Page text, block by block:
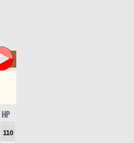
HP
110